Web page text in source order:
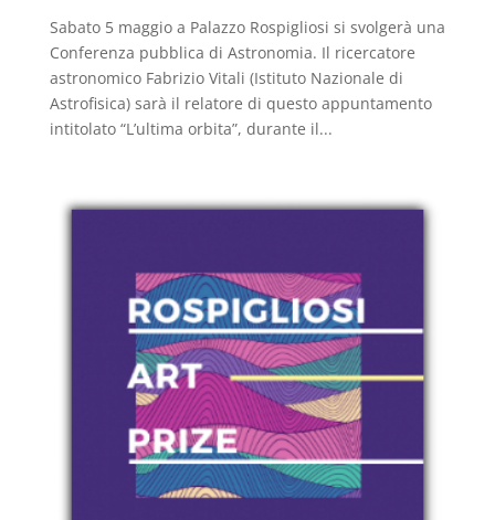
Sabato 5 maggio a Palazzo Rospigliosi si svolgerà una
Conferenza pubblica di Astronomia. Il ricercatore
astronomico Fabrizio Vitali (Istituto Nazionale di
Astrofisica) sarà il relatore di questo appuntamento
intitolato “L’ultima orbita”, durante il...